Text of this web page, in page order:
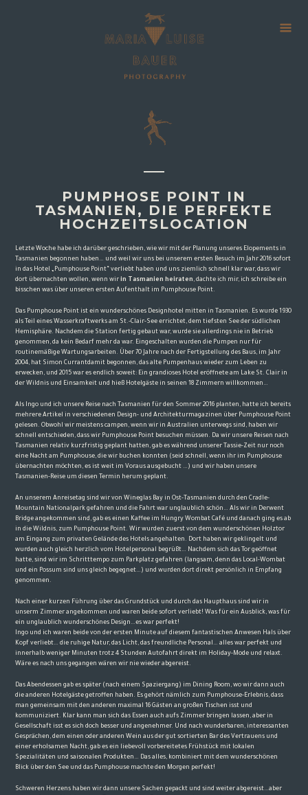
PUMPHOSE POINT IN
TASMANIEN, DIE PERFEKTE
HOCHZEITSLOCATION
Letzte Woche habe ich darüber geschrieben, wie wir mit der Planung unseres Elopements in
Tasmanien begonnen haben… und weil wir uns bei unserem ersten Besuch im Jahr 2016 sofort
in das Hotel „ Pumphouse Point “ verliebt haben und uns ziemlich schnell klar war, dass wir
dort übernachten wollen, wenn wirin Tasmanien heiraten , dachte ich mir, ich schreibe ein
bisschen was über unseren ersten Aufenthalt im Pumphouse Point.
Das Pumphouse Point ist ein wunderschönes Designhotel mitten in Tasmanien. Es wurde 1930
als Teil eines Wasserkraftwerks am St.-Clair-See errichtet, dem tiefsten See der südlichen
Hemisphäre. Nachdem die Station fertig gebaut war, wurde sie allerdings nie in Betrieb
genommen, da kein Bedarf mehr da war. Eingeschalten wurden die Pumpen nur für
routinemäßige Wartungsarbeiten. Über 70 Jahre nach der Fertigstellung des Baus, im Jahr
2004, hat Simon Currantdamit begonnen, das alte Pumpenhaus wieder zum Leben zu
erwecken, und 2015 war es endlich soweit: Ein grandioses Hotel eröffnete am Lake St. Clair in
der Wildnis und Einsamkeit und hieß Hotelgäste in seinen 18 Zimmern willkommen…
Als Ingo und ich unsere Reise nach Tasmanien für den Sommer 2016 planten, hatte ich bereits
mehrere Artikel in verschiedenen Design- und Architekturmagazinen über Pumphouse Point
gelesen. Obwohl wir meistens campen, wenn wir in Australien unterwegs sind, haben wir
schnell entschieden, dass wir Pumphouse Point besuchen müssen. Da wir unsere Reisen nach
Tasmanien relativ kurzfristig geplant hatten, gab es während unserer Tassie-Zeit nur noch
eine Nacht am Pumphouse, die wir buchen konnten (seid schnell, wenn ihr im Pumphouse
übernachten möchten, es ist weit im Voraus ausgebucht …) und wir haben unsere
Tasmanien-Reise um diesen Termin herum geplant.
An unserem Anreisetag sind wir von Wineglas Bay in Ost-Tasmanien durch den Cradle-
Mountain Nationalpark gefahren und die Fahrt war unglaublich schön… Als wir in Derwent
Bridge angekommen sind, gab es einen Kaffee im Hungry Wombat Café und danach ging es ab
in die Wildnis, zum Pumphouse Point. Wir wurden zuerst von dem wunderschönen Holztor
am Eingang zum privaten Gelände des Hotels angehalten. Dort haben wir geklingelt und
wurden auch gleich herzlich vom Hotelpersonal begrüßt… Nachdem sich das Tor geöffnet
hatte, sind wir im Schritttempo zum Parkplatz gefahren (langsam, denn das Local-Wombat
und ein Possum sind uns gleich begegnet…) und wurden dort direkt persönlich in Empfang
genommen.
Nach einer kurzen Führung über das Grundstück und durch das Haupthaus sind wir in
unserm Zimmer angekommen und waren beide sofort verliebt! Was für ein Ausblick, was für
ein unglaublich wunderschönes Design…es war perfekt!
Ingo und ich waren beide von der ersten Minute auf diesem fantastischen Anwesen Hals über
Kopf verliebt… die ruhige Natur, das Licht, das freundliche Personal… alles war perfekt und
innerhalb weniger Minuten trotz 4 Stunden Autofahrt direkt im Holiday-Mode und relaxt.
Wäre es nach uns gegangen wären wir nie wieder abgereist.
Das Abendessen gab es später (nach einem Spaziergang) im Dining Room, wo wir dann auch
die anderen Hotelgäste getroffen haben. Es gehört nämlich zum Pumphouse-Erlebnis, dass
man gemeinsam mit den anderen maximal 16 Gästen an großen Tischen isst und
kommuniziert. Klar kann man sich das Essen auch aufs Zimmer bringen lassen, aber in
Gesellschaft isst es sich doch besser und angenehmer. Und nach wunderbaren, interessanten
Gesprächen, dem einen oder anderen Wein aus der gut sortierten Bar des Vertrauens und
einer erholsamen Nacht, gab es ein liebevoll vorbereitetes Frühstück mit lokalen
Spezialitäten und saisonalen Produkten… Das alles, kombiniert mit dem wunderschönen
Blick über den See und das Pumphouse machte den Morgen perfekt!
Schweren Herzens haben wir dann unsere Sachen gepackt und sind weiter abgereist…aber